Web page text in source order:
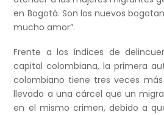
en Bogotá. Son los nuevos
mucho amor”.
Frente a los índices de
capital colombiana, la primera
colombiano tiene tres veces
llevado a una cárcel que un
en el mismo crimen, debido a